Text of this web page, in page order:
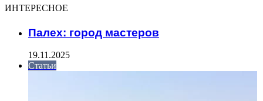
ИНТЕРЕСНОЕ
Палех: город мастеров
19.11.2025
Статьи